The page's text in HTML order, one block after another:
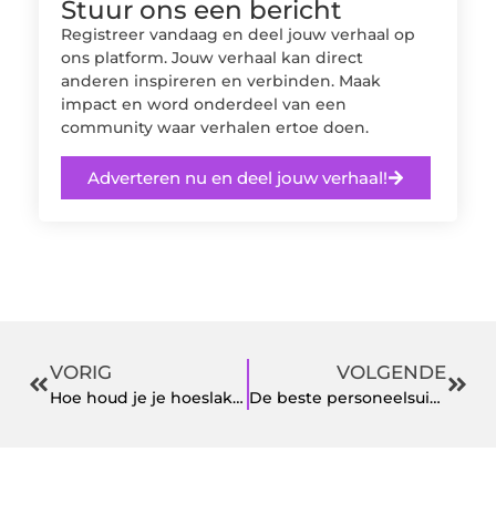
Stuur ons een bericht
Registreer vandaag en deel jouw verhaal op
ons platform. Jouw verhaal kan direct
anderen inspireren en verbinden. Maak
impact en word onderdeel van een
community waar verhalen ertoe doen.
Adverteren nu en deel jouw verhaal!
VORIG
Hoe houd je je hoeslakens goed schoon?
VOLGENDE
De beste personeelsuitjes voor groepsbinding